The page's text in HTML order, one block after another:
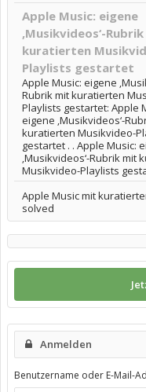
Apple Music: eigene
‚Musikvideos‘-
kuratierten
Playlists gestartet
Apple Music: eigene
Rubrik mit kuratierten
Playlists gestartet: Apple
eigene ‚Musikvideos‘-
kuratierten Musikvideo-
gestartet . . Apple Music:
‚Musikvideos‘-Rubrik mit
Musikvideo-Playlists
Apple Music mit
solved
Anmelden
Benutzername oder E-Mail-